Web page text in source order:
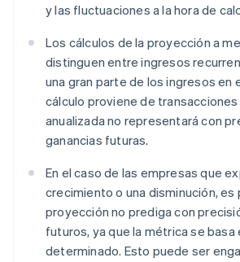
y las fluctuaciones a la hora de
Los cálculos de la proyección a
distinguen entre ingresos
una gran parte de los ingresos en
cálculo proviene de transacciones
anualizada no representará con
ganancias futuras.
En el caso de las empresas que
crecimiento o una disminución, es
proyección no prediga con
futuros, ya que la métrica se basa
determinado. Esto puede ser